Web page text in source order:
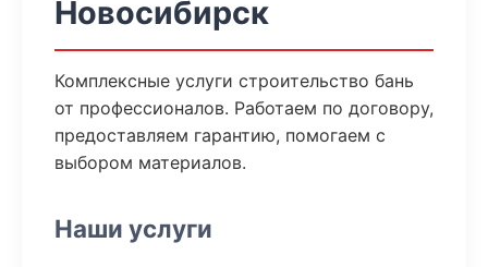
Новосибирск
Комплексные услуги строительство бань
от профессионалов. Работаем по договору,
предоставляем гарантию, помогаем с
выбором материалов.
Наши услуги